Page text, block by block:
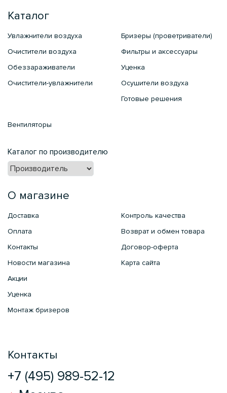
Каталог
Увлажнители воздуха
Очистители воздуха
Обеззараживатели
Очистители-увлажнители
Бризеры (проветриватели)
Фильтры и аксессуары
Уценка
Осушители воздуха
Готовые решения
Вентиляторы
Каталог по производителю
О магазине
Доставка
Оплата
Контакты
Новости магазина
Акции
Уценка
Монтаж бризеров
Контроль качества
Возврат и обмен товара
Договор-оферта
Карта сайта
Контакты
+7 (495) 989-52-12